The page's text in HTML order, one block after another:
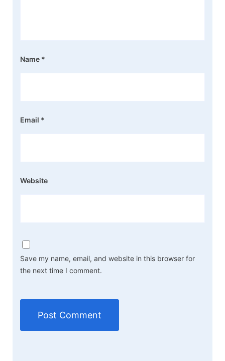
Name *
Email *
Website
Save my name, email, and website in this browser for
the next time I comment.